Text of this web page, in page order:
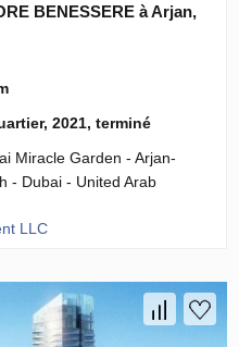
BENESSERE à Arjan,
2021, terminé
Miracle Garden - Arjan-
- Dubai - United Arab
LLC